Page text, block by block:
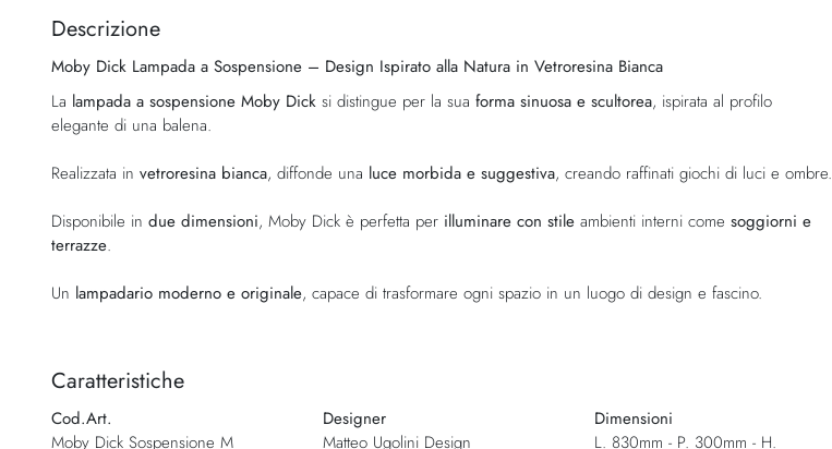
della
di
immagini
Descrizione
Moby Dick Lampada a Sospensione – Design Ispirato alla Natura in Vetroresina Bianca
La lampada a sospensione Moby Dick si distingue per la sua forma sinuosa e scultorea, ispirata al profilo
elegante di una balena.
Realizzata in vetroresina bianca, diffonde una luce morbida e suggestiva, creando raffinati giochi di luci e ombre.
Disponibile in due dimensioni, Moby Dick è perfetta per illuminare con stile ambienti interni come soggiorni e
terrazze.
Un lampadario moderno e originale, capace di trasformare ogni spazio in un luogo di design e fascino.
Caratteristiche
Cod.Art.
Moby Dick Sospensione M
Designer
Matteo Ugolini Design
Dimensioni
L. 830mm - P. 300mm - H.